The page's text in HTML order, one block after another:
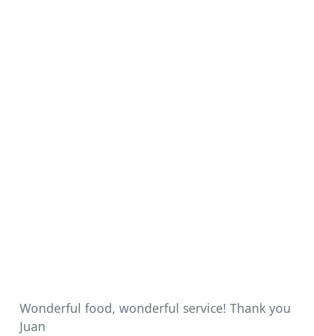
Wonderful food, wonderful service! Thank you
Juan